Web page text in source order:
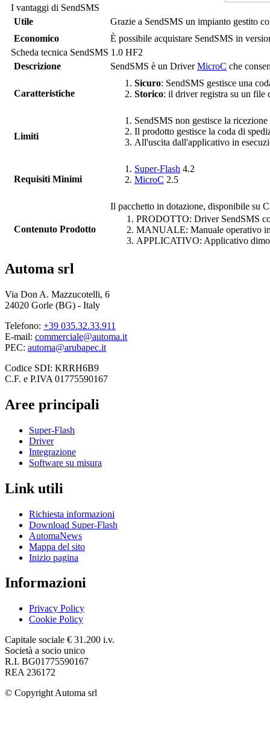
I vantaggi di SendSMS
Utile
Grazie a SendSMS un impianto gestito
Economico
È possibile acquistare SendSMS in
Scheda tecnica SendSMS 1.0 HF2
Descrizione
SendSMS è un DriverMicroC che
Caratteristiche
Sicuro: SendSMS gestisce una
Storico: il driver registra su un
Limiti
SendSMS non gestisce la
Il prodotto gestisce la coda di
All'uscita dall'applicativo in
Requisiti Minimi
Super-Flash 4.2
MicroC 2.5
Contenuto Prodotto
Il pacchetto in dotazione, disponibile su
PRODOTTO: Driver SendSMS
MANUALE: Manuale operativo
APPLICATIVO: Applicativo
Automa srl
Via Don A. Mazzucotelli, 6
24020 Gorle (BG) - Italy
Telefono: +39 035.32.33.911
E-mail: commerciale@automa.it
PEC: automa@arubapec.it
Codice SDI: KRRH6B9
C.F. e P.IVA 01775590167
Aree principali
Super-Flash
Driver
Integrazione
Software su misura
Link utili
Richiesta informazioni
Download Super-Flash
AutomaNews
Mappa del sito
Inizio pagina
Informazioni
Privacy Policy
Cookie Policy
Capitale sociale € 31.200 i.v.
Società a socio unico
R.I. BG01775590167
REA 236172
© Copyright Automa srl